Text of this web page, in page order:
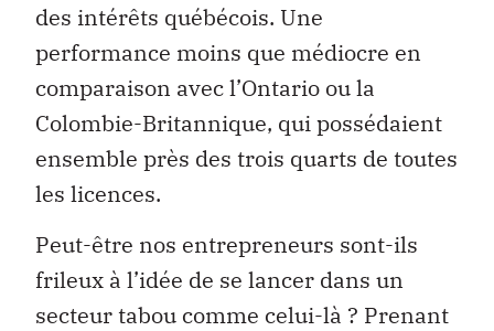
des intérêts québécois. Une
performance moins que médiocre en
comparaison avec l’Ontario ou la
Colombie-Britannique, qui possédaient
ensemble près des trois quarts de toutes
les licences.
Peut-être nos entrepreneurs sont-ils
frileux à l’idée de se lancer dans un
secteur tabou comme celui-là ? Prenant